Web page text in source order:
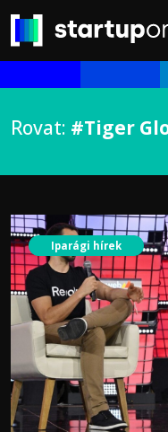
Rovat: #Tiger
Iparági hírek